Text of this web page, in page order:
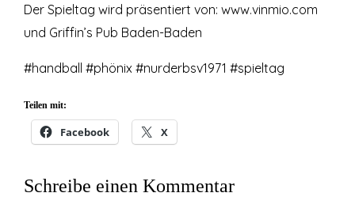
Der Spieltag wird präsentiert von: www.vinmio.com
und Griffin’s Pub Baden-Baden
#handball #phönix #nurderbsv1971 #spieltag
Teilen mit:
Facebook X
Schreibe einen Kommentar